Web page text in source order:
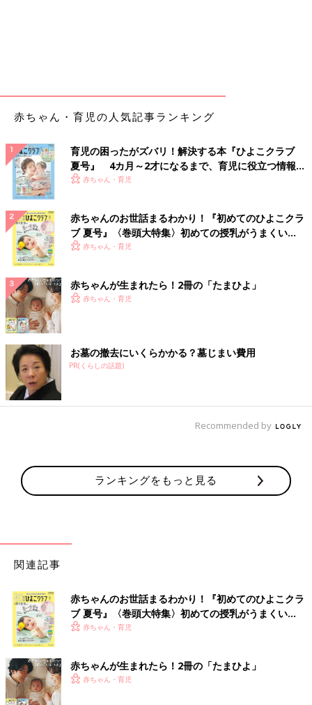
自閉症スペクトラム（以下、ASD）と診断された当時は、息子の
ませんでした。それで、障害のことを伝えたのは、家族とマネー
ジャーだけ。毎日セラピーを受けなければいけなかったので、マ
ネージャーには、しばらくは仕事を受けることができないと伝え
たんです。
ただ、どうしても断れない仕事もいくつかあったので、それはス
ケジュールを詰めてもらって調整してもらうなど、事務所にはか
なり迷惑をかけてしまいました。またその間も、仕事で単身帰国
虐待だと疑って見に来たり、苦情が来たりと、いろいろなことが
ありました。
あるときマネージャーに、「おまえ、なめてんのか！みんな一生
懸命なのに、おまえは何をやってるんだ！」と言われたんです。
その言葉には、すごく衝撃を受けました。大変な状況だとは伝え
てはいたんですけど。おそらく当時、僕がインスタグラムに投稿
していた写真が、息子との楽しそうな写真だけだったので、そう
思われたんじゃないかと。ただ、当時の息子は無表情だったし、
しゃべることができない中で、奇跡的に笑ってくれた瞬間が撮れ
じます。
く、そして総合的に理解が深まってほしいと思うようになりまし
た。それが、渡米して3年か4年たったころのことです。
自分が俳優としてハリウッドで何か実績が残せたという段階では
なかったので、その時点で公表してしまうと、障害児を育ててい
る父親という部分がフィーチャーされてしまうんじゃないかとい
う心配もあったんです。それで、いつか自分が、アメリカで納得
いかなと思っていました。
ただ、発達障害について言えないもどかしさはずっとありまし
赤ちゃん・育児の人気記事ランキング
育児の困ったがズバリ！解決する本『ひよこクラブ
夏号』 4カ月～2才になるまで、育児に役立つ情報が
いっぱい！
赤ちゃん・育児
赤ちゃんのお世話まるわかり！『初めてのひよこクラ
ブ 夏号』〈巻頭大特集〉初めての授乳がうまくい
く！ おっぱい・ミルクの基本と夏のトラブル 解決テ
赤ちゃん・育児
赤ちゃんが生まれたら！2冊の「たまひよ」
赤ちゃん・育児
お墓の撤去にいくらかかる？墓じまい費用
PR(くらしの話題)
Recommended by
ランキングをもっと見る
関連記事
赤ちゃんのお世話まるわかり！『初めてのひよこクラ
ブ 夏号』〈巻頭大特集〉初めての授乳がうまくい
く！ おっぱい・ミルクの基本と夏のトラブル 解決テ
赤ちゃん・育児
赤ちゃんが生まれたら！2冊の「たまひよ」
赤ちゃん・育児